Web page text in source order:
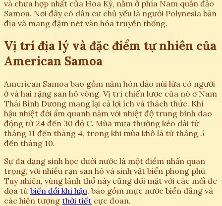
và chưa hợp nhất của Hoa Kỳ, nằm ở phía Nam quần đảo
Samoa. Nơi đây có dân cư chủ yếu là người Polynesia bản
địa và mang đậm nét văn hóa truyền thống.
Vị trí địa lý và đặc điểm tự nhiên của
American Samoa
American Samoa bao gồm năm hòn đảo núi lửa có người
ở và hai rặng san hô vòng. Vị trí chiến lược của nó ở Nam
Thái Bình Dương mang lại cả lợi ích và thách thức. Khí
hậu nhiệt đới ẩm quanh năm với nhiệt độ trung bình dao
động từ 24 đến 30 độ C. Mùa mưa thường kéo dài từ
tháng 11 đến tháng 4, trong khi mùa khô là từ tháng 5
đến tháng 10.
Sự đa dạng sinh học dưới nước là một điểm nhấn quan
trọng, với nhiều rạn san hô và sinh vật biển phong phú.
Tuy nhiên, vùng lãnh thổ này cũng đối mặt với các mối đe
dọa từ biến đổi khí hậu, bao gồm mực nước biển dâng và
các hiện tượng thời tiết cực đoan.